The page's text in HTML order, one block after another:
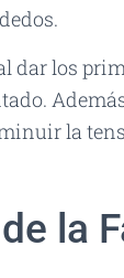
dar los
la
la